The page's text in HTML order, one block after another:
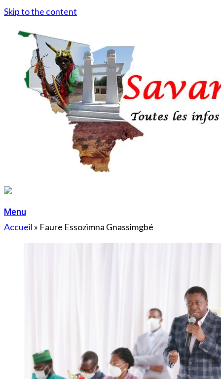
Skip to the content
Menu
Accueil » Faure Essozimna Gnassimgbé